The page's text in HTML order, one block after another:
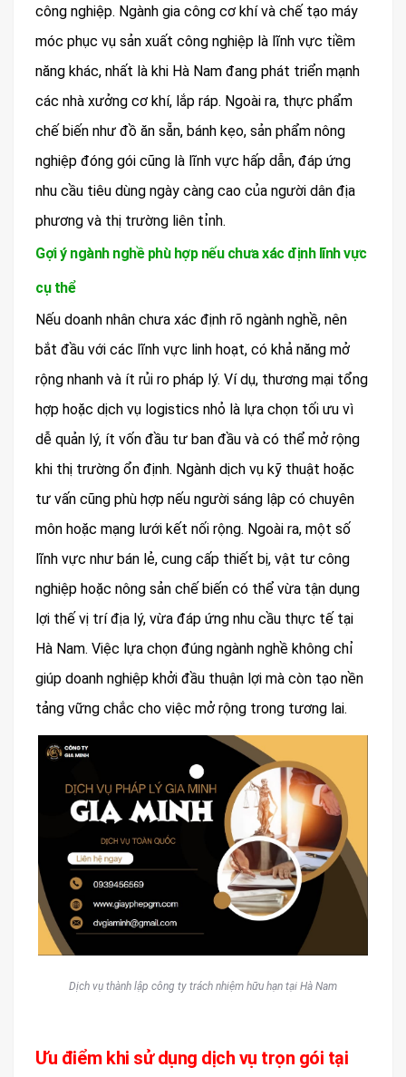
công nghiệp. Ngành gia công cơ khí và chế tạo máy
móc phục vụ sản xuất công nghiệp là lĩnh vực tiềm
năng khác, nhất là khi Hà Nam đang phát triển mạnh
các nhà xưởng cơ khí, lắp ráp. Ngoài ra, thực phẩm
chế biến như đồ ăn sẵn, bánh kẹo, sản phẩm nông
nghiệp đóng gói cũng là lĩnh vực hấp dẫn, đáp ứng
nhu cầu tiêu dùng ngày càng cao của người dân địa
phương và thị trường liên tỉnh.
Gợi ý ngành nghề phù hợp nếu chưa xác định lĩnh vực
cụ thể
Nếu doanh nhân chưa xác định rõ ngành nghề, nên
bắt đầu với các lĩnh vực linh hoạt, có khả năng mở
rộng nhanh và ít rủi ro pháp lý. Ví dụ, thương mại tổng
hợp hoặc dịch vụ logistics nhỏ là lựa chọn tối ưu vì
dễ quản lý, ít vốn đầu tư ban đầu và có thể mở rộng
khi thị trường ổn định. Ngành dịch vụ kỹ thuật hoặc
tư vấn cũng phù hợp nếu người sáng lập có chuyên
môn hoặc mạng lưới kết nối rộng. Ngoài ra, một số
lĩnh vực như bán lẻ, cung cấp thiết bị, vật tư công
nghiệp hoặc nông sản chế biến có thể vừa tận dụng
lợi thế vị trí địa lý, vừa đáp ứng nhu cầu thực tế tại
Hà Nam. Việc lựa chọn đúng ngành nghề không chỉ
giúp doanh nghiệp khởi đầu thuận lợi mà còn tạo nền
tảng vững chắc cho việc mở rộng trong tương lai.
Dịch vụ thành lập công ty trách nhiệm hữu hạn tại Hà Nam
Ưu điểm khi sử dụng dịch vụ trọn gói tại